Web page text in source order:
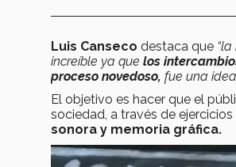
Luis Canseco destaca que
increíble ya que los
proceso novedoso, fue una
El objetivo es hacer que el
sociedad, a través de
sonora y memoria gráfica.